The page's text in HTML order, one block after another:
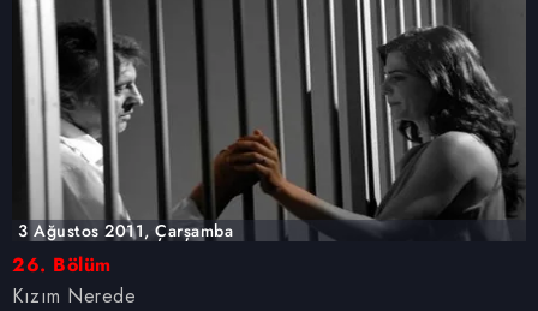
3 Ağustos 2011, Çarşamba
26. Bölüm
Kızım Nerede